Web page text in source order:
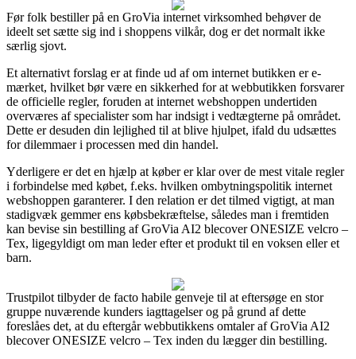
Før folk bestiller på en GroVia internet virksomhed behøver de
ideelt set sætte sig ind i shoppens vilkår, dog er det normalt ikke
særlig sjovt.
Et alternativt forslag er at finde ud af om internet butikken er e-
mærket, hvilket bør være en sikkerhed for at webbutikken forsvarer
de officielle regler, foruden at internet webshoppen undertiden
overværes af specialister som har indsigt i vedtægterne på området.
Dette er desuden din lejlighed til at blive hjulpet, ifald du udsættes
for dilemmaer i processen med din handel.
Yderligere er det en hjælp at køber er klar over de mest vitale regler
i forbindelse med købet, f.eks. hvilken ombytningspolitik internet
webshoppen garanterer. I den relation er det tilmed vigtigt, at man
stadigvæk gemmer ens købsbekræftelse, således man i fremtiden
kan bevise sin bestilling af GroVia AI2 blecover ONESIZE velcro –
Tex, ligegyldigt om man leder efter et produkt til en voksen eller et
barn.
Trustpilot tilbyder de facto habile genveje til at eftersøge en stor
gruppe nuværende kunders iagttagelser og på grund af dette
foreslåes det, at du eftergår webbutikkens omtaler af GroVia AI2
blecover ONESIZE velcro – Tex inden du lægger din bestilling.